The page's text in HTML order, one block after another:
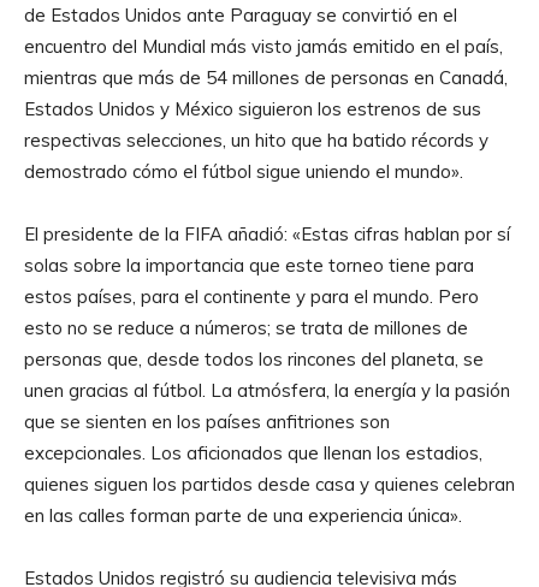
de Estados Unidos ante Paraguay se convirtió en el
encuentro del Mundial más visto jamás emitido en el país,
mientras que más de 54 millones de personas en Canadá,
Estados Unidos y México siguieron los estrenos de sus
respectivas selecciones, un hito que ha batido récords y
demostrado cómo el fútbol sigue uniendo el mundo».
El presidente de la FIFA añadió: «Estas cifras hablan por sí
solas sobre la importancia que este torneo tiene para
estos países, para el continente y para el mundo. Pero
esto no se reduce a números; se trata de millones de
personas que, desde todos los rincones del planeta, se
unen gracias al fútbol. La atmósfera, la energía y la pasión
que se sienten en los países anfitriones son
excepcionales. Los aficionados que llenan los estadios,
quienes siguen los partidos desde casa y quienes celebran
en las calles forman parte de una experiencia única».
Estados Unidos registró su audiencia televisiva más